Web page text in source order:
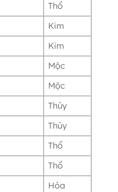
Thổ
Kim
Kim
Mộc
Mộc
Thủy
Thủy
Thổ
Thổ
Hỏa